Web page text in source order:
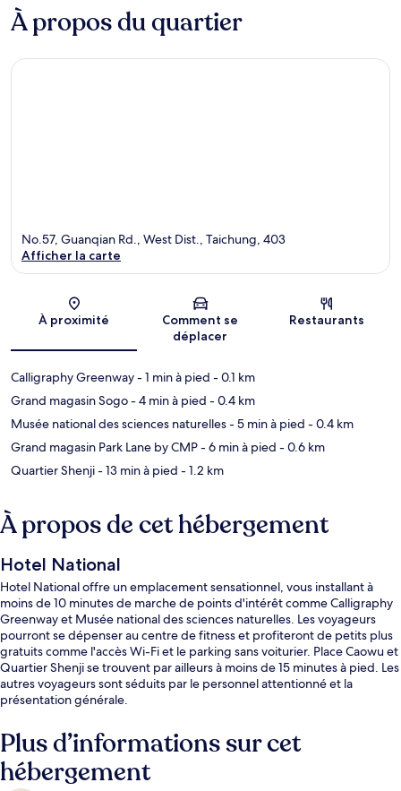
À propos du quartier
Carte
No.57, Guanqian Rd., West Dist., Taichung, 403
Afficher la carte
À proximité
Comment se
déplacer
Restaurants
Calligraphy Greenway- 1 min à pied - 0.1 km
Grand magasin Sogo- 4 min à pied - 0.4 km
Musée national des sciences naturelles- 5 min à pied - 0.4 km
Grand magasin Park Lane by CMP- 6 min à pied - 0.6 km
Quartier Shenji- 13 min à pied - 1.2 km
À propos de cet hébergement
Hotel National
Hotel National offre un emplacement sensationnel, vous installant à
moins de 10 minutes de marche de points d'intérêt comme Calligraphy
Greenway et Musée national des sciences naturelles. Les voyageurs
pourront se dépenser au centre de fitness et profiteront de petits plus
gratuits comme l'accès Wi-Fi et le parking sans voiturier. Place Caowu et
Quartier Shenji se trouvent par ailleurs à moins de 15 minutes à pied. Les
autres voyageurs sont séduits par le personnel attentionné et la
présentation générale.
Plus d’informations sur cet
hébergement